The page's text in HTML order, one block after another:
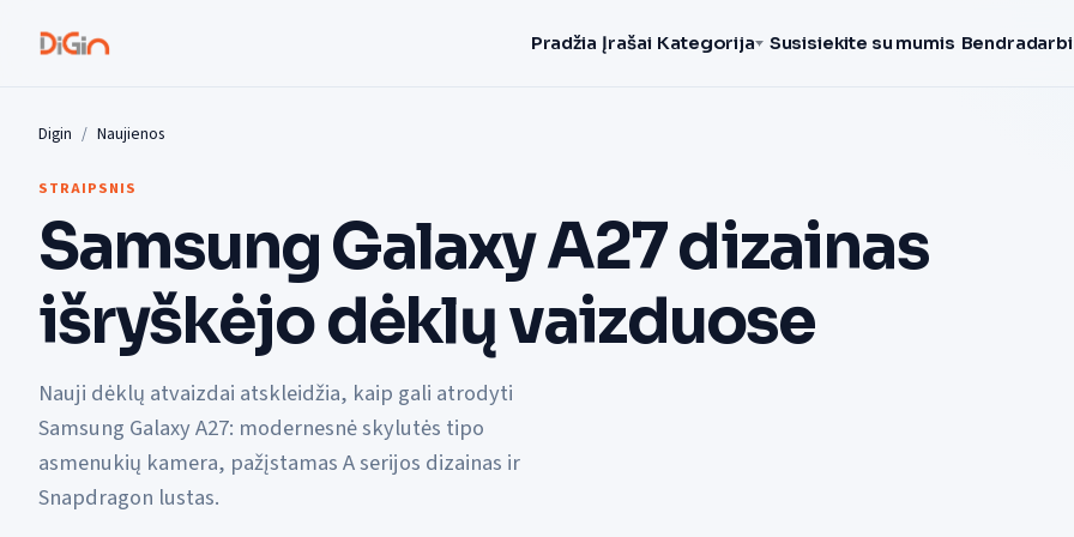
Pradžia Įrašai Kategorija Susisiekite su mumis
Digin Naujienos
STRAIPSNIS
Samsung Galaxy A27 dizainas
išryškėjo dėklų vaizduose
Nauji dėklų atvaizdai atskleidžia, kaip gali atrodyti
Samsung Galaxy A27: modernesnė skylutės tipo
asmenukių kamera, pažįstamas A serijos dizainas ir
Snapdragon lustas.